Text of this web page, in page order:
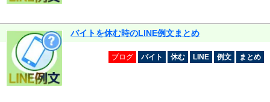
バイトを休む時のLINE例文まとめ
ブログ バイト 休む LINE 例文 まとめ